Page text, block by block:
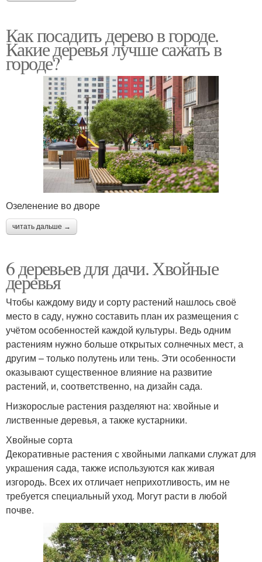
Как посадить дерево в городе.
Какие деревья лучше сажать в
городе?
Озеленение во дворе
читать дальше →
6 деревьев для дачи. Хвойные
деревья
Чтобы каждому виду и сорту растений нашлось своё
место в саду, нужно составить план их размещения с
учётом особенностей каждой культуры. Ведь одним
растениям нужно больше открытых солнечных мест, а
другим – только полутень или тень. Эти особенности
оказывают существенное влияние на развитие
растений, и, соответственно, на дизайн сада.
Низкорослые растения разделяют на: хвойные и
лиственные деревья, а также кустарники.
Хвойные сорта
Декоративные растения с хвойными лапками служат для
украшения сада, также используются как живая
изгородь. Всех их отличает неприхотливость, им не
требуется специальный уход. Могут расти в любой
почве.